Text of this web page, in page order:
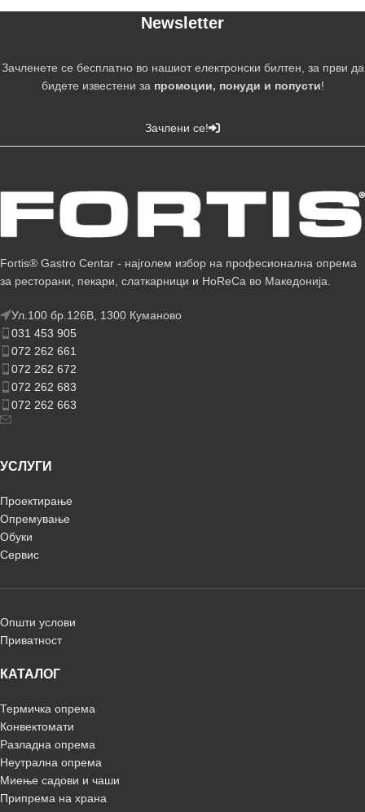
Newsletter
Зачленете се бесплатно во нашиот електронски билтен, за први да
бидете известени за промоции, понуди и попусти!
Зачлени се!
Fortis® Gastro Centar - најголем избор на професионална опрема
за ресторани, пекари, слаткарници и HoReCa во Македонија.
Ул.100 бр.126В, 1300 Куманово
031 453 905
072 262 661
072 262 672
072 262 683
072 262 663
УСЛУГИ
Проектирање
Опремување
Обуки
Сервис
Општи услови
Приватност
КАТАЛОГ
Термичка опрема
Конвектомати
Разладна опрема
Неутрална опрема
Миење садови и чаши
Припрема на храна